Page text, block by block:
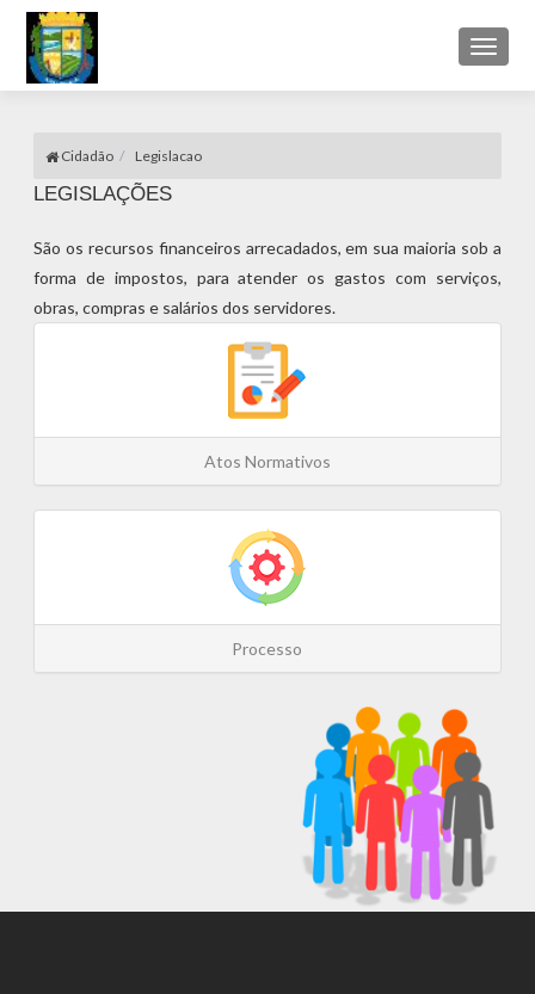
Toggle
Cidadão Legislacao
LEGISLAÇÕES
São os recursos financeiros arrecadados, em sua maioria sob a
forma de impostos, para atender os gastos com serviços,
obras, compras e salários dos servidores.
Atos Normativos
Processo